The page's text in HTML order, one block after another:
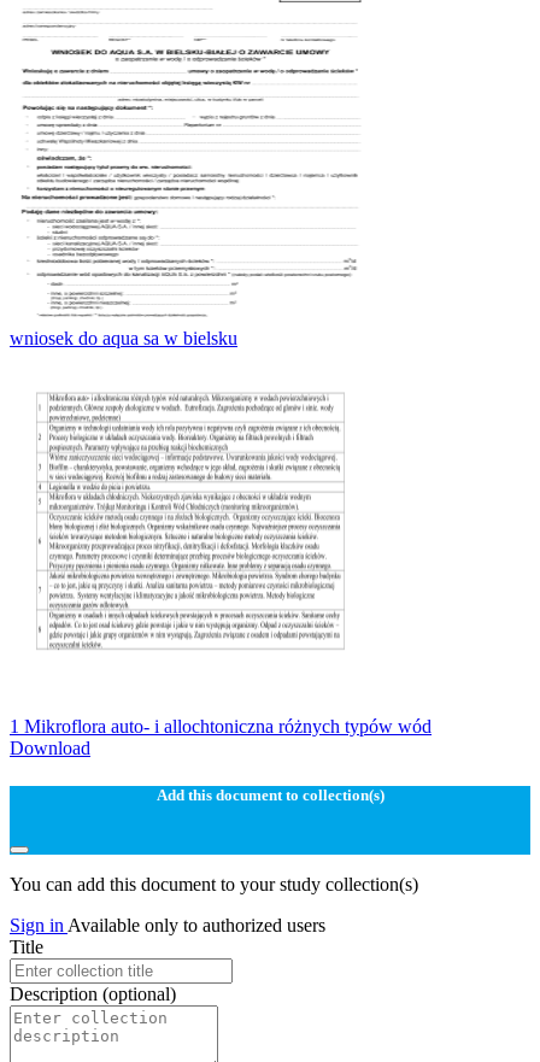
wniosek do aqua sa w bielsku
1 Mikroflora auto- i allochtoniczna różnych typów wód
Download
Add this document to collection(s)
You can add this document to your study collection(s)
Sign in Available only to authorized users
Title
Description (optional)